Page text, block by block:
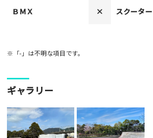
ＢＭＸ × スクーター
※「-」は不明な項目です。
ギャラリー